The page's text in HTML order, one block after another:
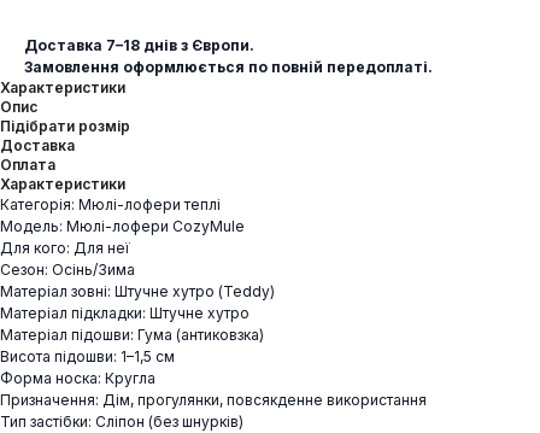
Доставка 7–18 днів з Європи.
Замовлення оформлюється по повній передоплаті.
Характеристики
Опис
Підібрати розмір
Доставка
Оплата
Характеристики
Категорія: Мюлі-лофери теплі
Модель: Мюлі-лофери CozyMule
Для кого: Для неї
Сезон: Осінь/Зима
Матеріал зовні: Штучне хутро (Teddy)
Матеріал підкладки: Штучне хутро
Матеріал підошви: Гума (антиковзка)
Висота підошви: 1–1,5 см
Форма носка: Кругла
Призначення: Дім, прогулянки, повсякденне використання
Тип застібки: Сліпон (без шнурків)